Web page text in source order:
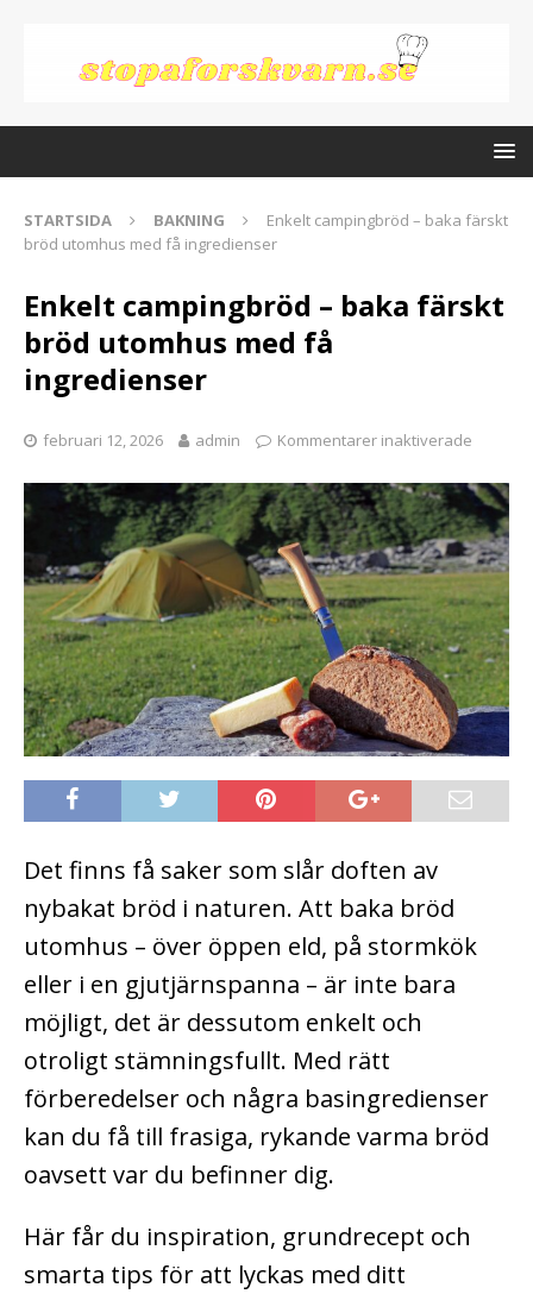
STARTSIDA BAKNING
Enkelt campingbröd – baka färskt
bröd utomhus med få ingredienser
Enkelt campingbröd – baka färskt
bröd utomhus med få
ingredienser
februari 12, 2026 admin Kommentarer inaktiverade
Det finns få saker som slår doften av
nybakat bröd i naturen. Att baka bröd
utomhus – över öppen eld, på stormkök
eller i en gjutjärnspanna – är inte bara
möjligt, det är dessutom enkelt och
otroligt stämningsfullt. Med rätt
förberedelser och några basingredienser
kan du få till frasiga, rykande varma bröd
oavsett var du befinner dig.
Här får du inspiration, grundrecept och
smarta tips för att lyckas med ditt